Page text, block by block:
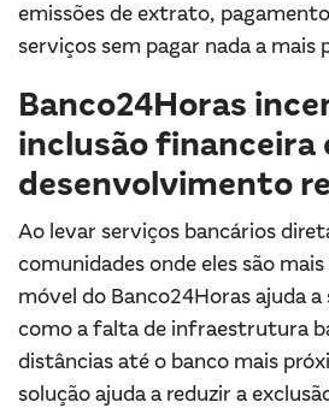
emissões de extrato,
serviços sem pagar nada a mais
Banco24Horas
inclusão financeira
desenvolvimento
Ao levar serviços bancários
comunidades onde eles são
móvel do Banco24Horas ajuda
como a falta de infraestrutura
distâncias até o banco mais
solução ajuda a reduzir a